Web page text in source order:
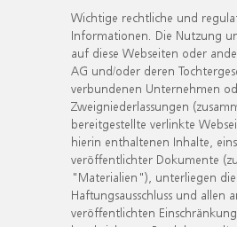
Wichtige rechtliche und
Informationen. Die Nutzung
auf diese Webseiten oder
AG und/oder deren
verbundenen Unternehmen
Zweigniederlassungen
bereitgestellte verlinkte
hierin enthaltenen Inhalte,
veröffentlichter Dokumente
"Materialien"), unterliegen
Haftungsausschluss und allen
veröffentlichten